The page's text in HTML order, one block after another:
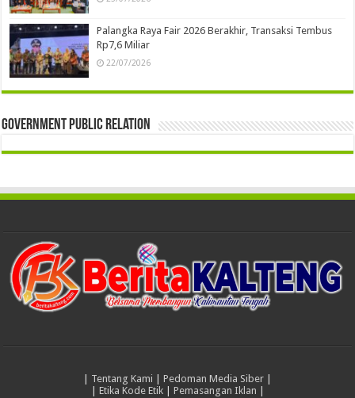
Palangka Raya Fair 2026 Berakhir, Transaksi Tembus
Rp7,6 Miliar
22/07/2026
Government Public Relation
Tentang Kami Pedoman Media Siber
Etika Kode Etik| Pemasangan Iklan